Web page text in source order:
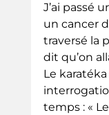
J’ai passé
un cancer
traversé la
dit qu’on
Le
temps : «